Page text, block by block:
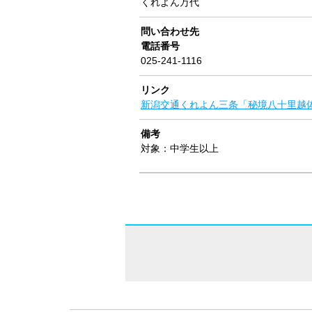
くれよん万代
問い合わせ先
電話番号
025-241-1116
リンク
新潟交通くれよん三条「秘境八十里越
備考
対象：中学生以上